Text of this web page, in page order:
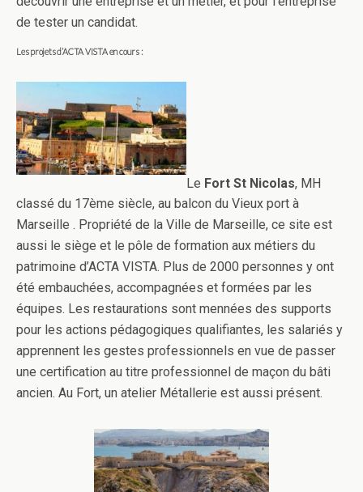
de tester un candidat.
Les projets d’ACTA VISTA en cours :
Le Fort St Nicolas, MH
classé du 17ème siècle, au balcon du Vieux port à
Marseille . Propriété de la Ville de Marseille, ce site est
aussi le siège et le pôle de formation aux métiers du
patrimoine d’ACTA VISTA. Plus de 2000 personnes y ont
été embauchées, accompagnées et formées par les
équipes. Les restaurations sont mennées des supports
pour les actions pédagogiques qualifiantes, les salariés y
apprennent les gestes professionnels en vue de passer
une certification au titre professionnel de maçon du bâti
ancien. Au Fort, un atelier Métallerie est aussi présent.